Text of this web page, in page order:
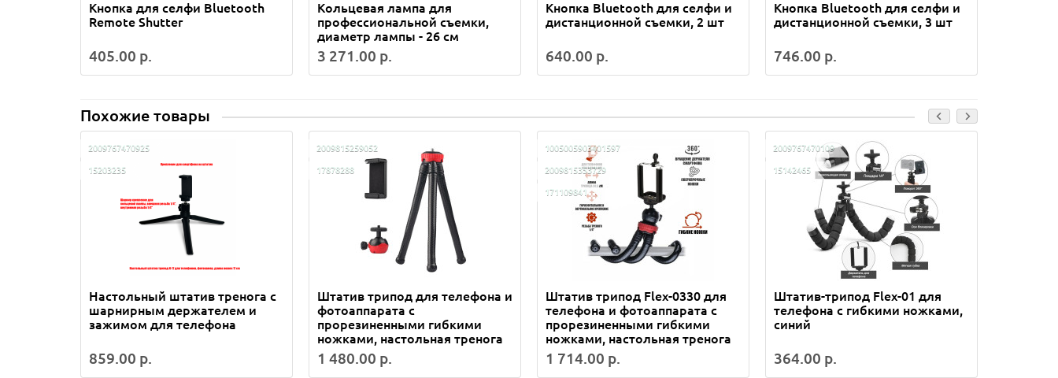
Кнопка для селфи Bluetooth
Remote Shutter
405.00 р.
Кольцевая лампа для
профессиональной съемки,
диаметр лампы - 26 см
3 271.00 р.
Кнопка Bluetooth для селфи и
дистанционной съемки, 2 шт
640.00 р.
Кнопка Bluetooth для селфи и
дистанционной съемки, 3 шт
746.00 р.
Похожие товары
2009767470925
15203235
Настольный штатив тренога с
шарнирным держателем и
зажимом для телефона
859.00 р.
2009815259052
17878288
Штатив трипод для телефона и
фотоаппарата с
прорезиненными гибкими
ножками, настольная тренога
1 480.00 р.
1005005903401597
2009815353729
171109841
Штатив трипод Flex-0330 для
телефона и фотоаппарата с
прорезиненными гибкими
ножками, настольная тренога
1 714.00 р.
2009767470109
15142465
Штатив-трипод Flex-01 для
телефона с гибкими ножками,
синий
364.00 р.